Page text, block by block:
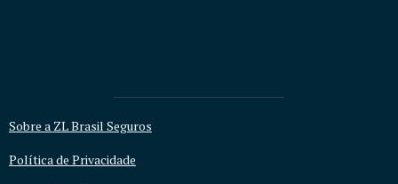
Sobre a ZL Brasil Seguros
Política de Privacidade